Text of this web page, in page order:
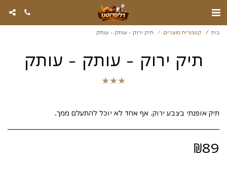
בית קטגורית מוצרים תיק ירוק - עותק - עותק
תיק ירוק - עותק - עותק
★
★
★
תיק אופנתי בצבע ירוק. אף אחד לא יוכל להתעלם ממך.
₪89